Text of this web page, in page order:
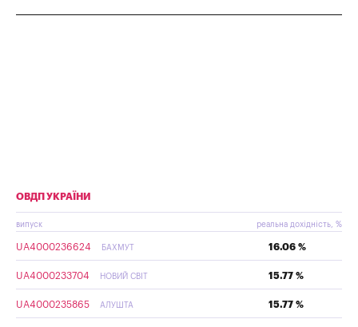
ОВДП УКРАЇНИ
випуск реальна дохідність, %
UA4000236624 БАХМУТ 16.06 %
UA4000233704 НОВИЙ СВІТ 15.77 %
UA4000235865 АЛУШТА 15.77 %